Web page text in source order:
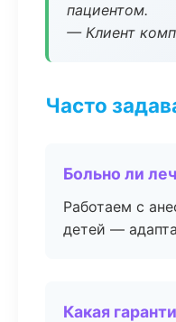
пациентом.
— Клиент
Часто
Больно ли
Работаем с
детей —
Какая